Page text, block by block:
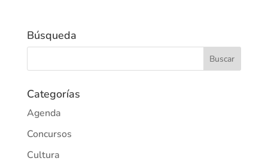
Búsqueda
Categorías
Agenda
Concursos
Cultura